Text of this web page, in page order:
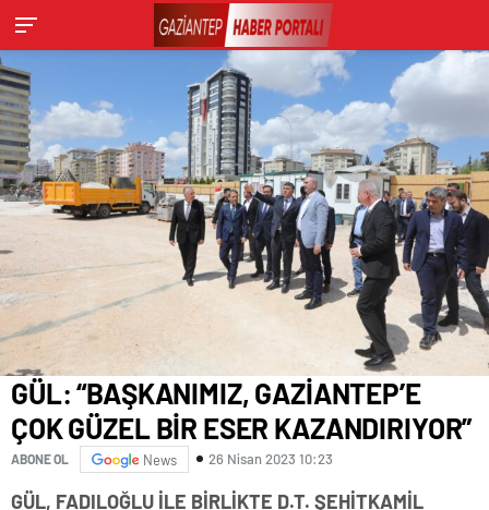
GÜL: “BAŞKANIMIZ, GAZİANTEP’E
ÇOK GÜZEL BİR ESER KAZANDIRIYOR”
ABONE OL News 26 Nisan 2023 10:23
GÜL, FADILOĞLU İLE BİRLİKTE D.T. ŞEHİTKAMİL